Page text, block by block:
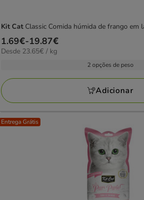
Kit Cat Classic Comida húmida de frango em
Preço
de
19.87€
1.69€-19.87€
23.65€
Desde 23.65€ / kg
2 opções de peso
Adicionar
Entrega Grátis